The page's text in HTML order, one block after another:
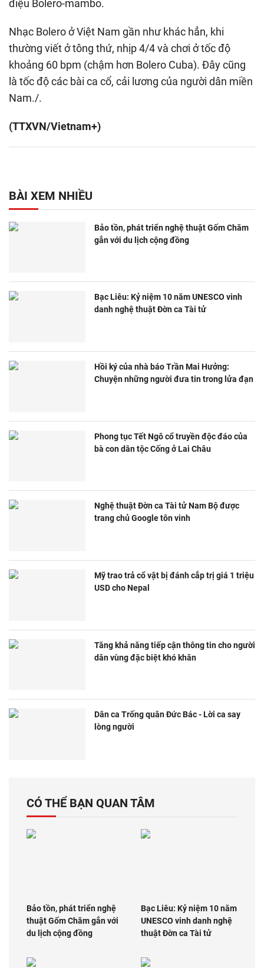
điệu Bolero-mambo.
Nhạc Bolero ở Việt Nam gần như khác hẳn, khi
thường viết ở tông thứ, nhịp 4/4 và chơi ở tốc độ
khoảng 60 bpm (chậm hơn Bolero Cuba). Đây cũng
là tốc độ các bài ca cổ, cải lương của người dân miền
Nam./.
(TTXVN/Vietnam+)
BÀI XEM NHIỀU
Bảo tồn, phát triển nghệ thuật Gốm Chăm
gắn với du lịch cộng đồng
Bạc Liêu: Kỷ niệm 10 năm UNESCO vinh
danh nghệ thuật Đờn ca Tài tử
Hồi ký của nhà báo Trần Mai Hưởng:
Chuyện những người đưa tin trong lửa đạn
Phong tục Tết Ngô cổ truyền độc đáo của
bà con dân tộc Cống ở Lai Châu
Nghệ thuật Đờn ca Tài tử Nam Bộ được
trang chủ Google tôn vinh
Mỹ trao trả cổ vật bị đánh cắp trị giá 1 triệu
USD cho Nepal
Tăng khả năng tiếp cận thông tin cho người
dân vùng đặc biệt khó khăn
Dân ca Trống quân Đức Bác - Lời ca say
lòng người
CÓ THỂ BẠN QUAN TÂM
Bảo tồn, phát triển nghệ
thuật Gốm Chăm gắn với
du lịch cộng đồng
Bạc Liêu: Kỷ niệm 10 năm
UNESCO vinh danh nghệ
thuật Đờn ca Tài tử